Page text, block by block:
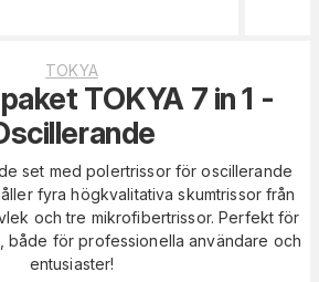
TOKYA
TOKYA 7 in 1 -
set med polertrissor för oscillerande
fyra högkvalitativa skumtrissor från
och tre mikrofibertrissor. Perfekt för
både för professionella användare och
entusiaster!